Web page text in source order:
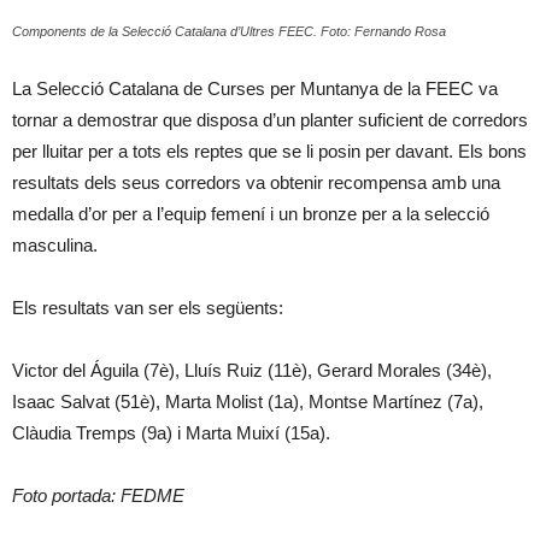
Components de la Selecció Catalana d’Ultres FEEC. Foto: Fernando Rosa
La Selecció Catalana de Curses per Muntanya de la FEEC va
tornar a demostrar que disposa d’un planter suficient de corredors
per lluitar per a tots els reptes que se li posin per davant. Els bons
resultats dels seus corredors va obtenir recompensa amb una
medalla d’or per a l’equip femení i un bronze per a la selecció
masculina.
Els resultats van ser els següents:
Victor del Águila (7è), Lluís Ruiz (11è), Gerard Morales (34è),
Isaac Salvat (51è), Marta Molist (1a), Montse Martínez (7a),
Clàudia Tremps (9a) i Marta Muixí (15a).
Foto portada: FEDME